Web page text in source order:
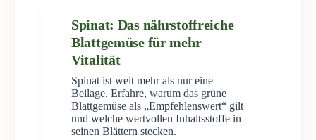
Spinat: Das nährstoffreiche
Blattgemüse für mehr
Vitalität
Spinat ist weit mehr als nur eine
Beilage. Erfahre, warum das grüne
Blattgemüse als „Empfehlenswert“ gilt
und welche wertvollen Inhaltsstoffe in
seinen Blättern stecken.